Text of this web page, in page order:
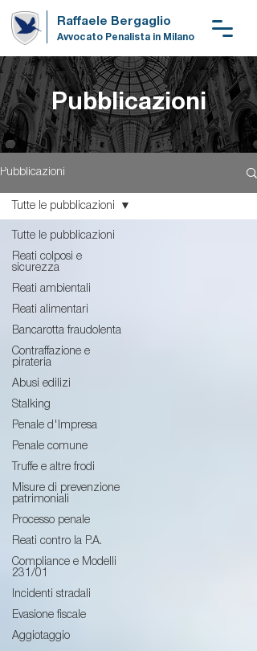
Avvocato Penalista in Milano
Raffaele Bergaglio
Pubblicazioni
Pubblicazioni
Tutte le pubblicazioni
Reati colposi e
sicurezza
Reati ambientali
Reati alimentari
Bancarotta fraudolenta
Contraffazione e
pirateria
Abusi edilizi
Stalking
Penale d'Impresa
Penale comune
Truffe e altre frodi
Misure di prevenzione
patrimoniali
Processo penale
Reati contro la P.A.
Compliance e Modelli
231/01
Incidenti stradali
Evasione fiscale
Aggiotaggio
Tutte le pubblicazioni